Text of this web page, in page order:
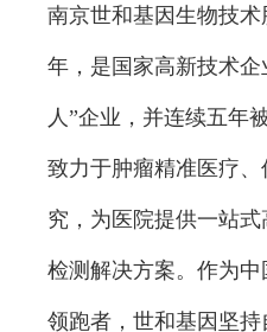
南京世和基因生物技
年，是国家高新技术
人”企业，并连续五年
致力于肿瘤精准医疗
究，为医院提供一站
检测解决方案。作为
领跑者，世和基因坚